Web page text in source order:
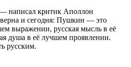
написал критик Аполлон
и сегодня: Пушкин — это
выражении, русская мысль в её
душа в её лучшем проявлении.
русским.